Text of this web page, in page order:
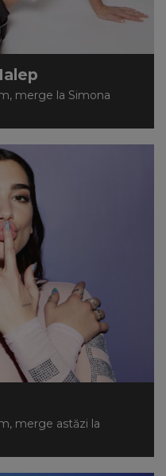
merge la Simona
merge astăzi la